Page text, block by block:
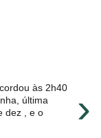
›
às 2h40
última
dez , e o